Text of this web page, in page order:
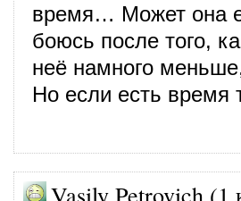
время… Может она
боюсь после того,
неё намного
Но если есть время
Vasily Petrovich (1